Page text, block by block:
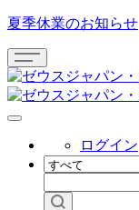
夏季休業のお知らせ
ログイン